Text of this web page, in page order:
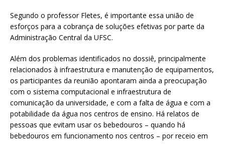
Segundo o professor Fletes, é importante essa união de
esforços para a cobrança de soluções efetivas por parte da
Administração Central da UFSC.
Além dos problemas identificados no dossiê, principalmente
relacionados à infraestrutura e manutenção de equipamentos,
os participantes da reunião apontaram ainda a preocupação
com o sistema computacional e infraestrutura de
comunicação da universidade, e com a falta de água e com a
potabilidade da água nos centros de ensino. Há relatos de
pessoas que evitam usar os bebedouros – quando há
bebedouros em funcionamento nos centros – por receio em